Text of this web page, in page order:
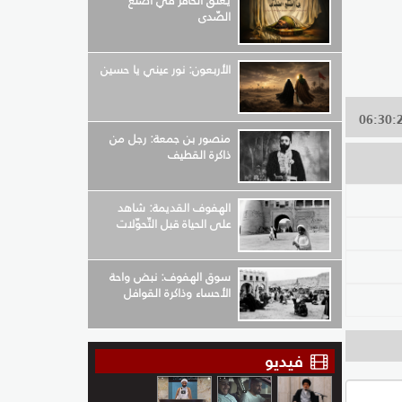
الصّدى
الأربعون: نور عيني يا حسين
منصور بن جمعة: رجل من
ذاكرة القطيف
الهفوف القديمة: شاهد
على الحياة قبل التّحوّلات
سوق الهفوف: نبض واحة
الأحساء وذاكرة القوافل
فيديو